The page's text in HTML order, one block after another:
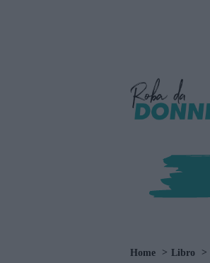
Home Libro